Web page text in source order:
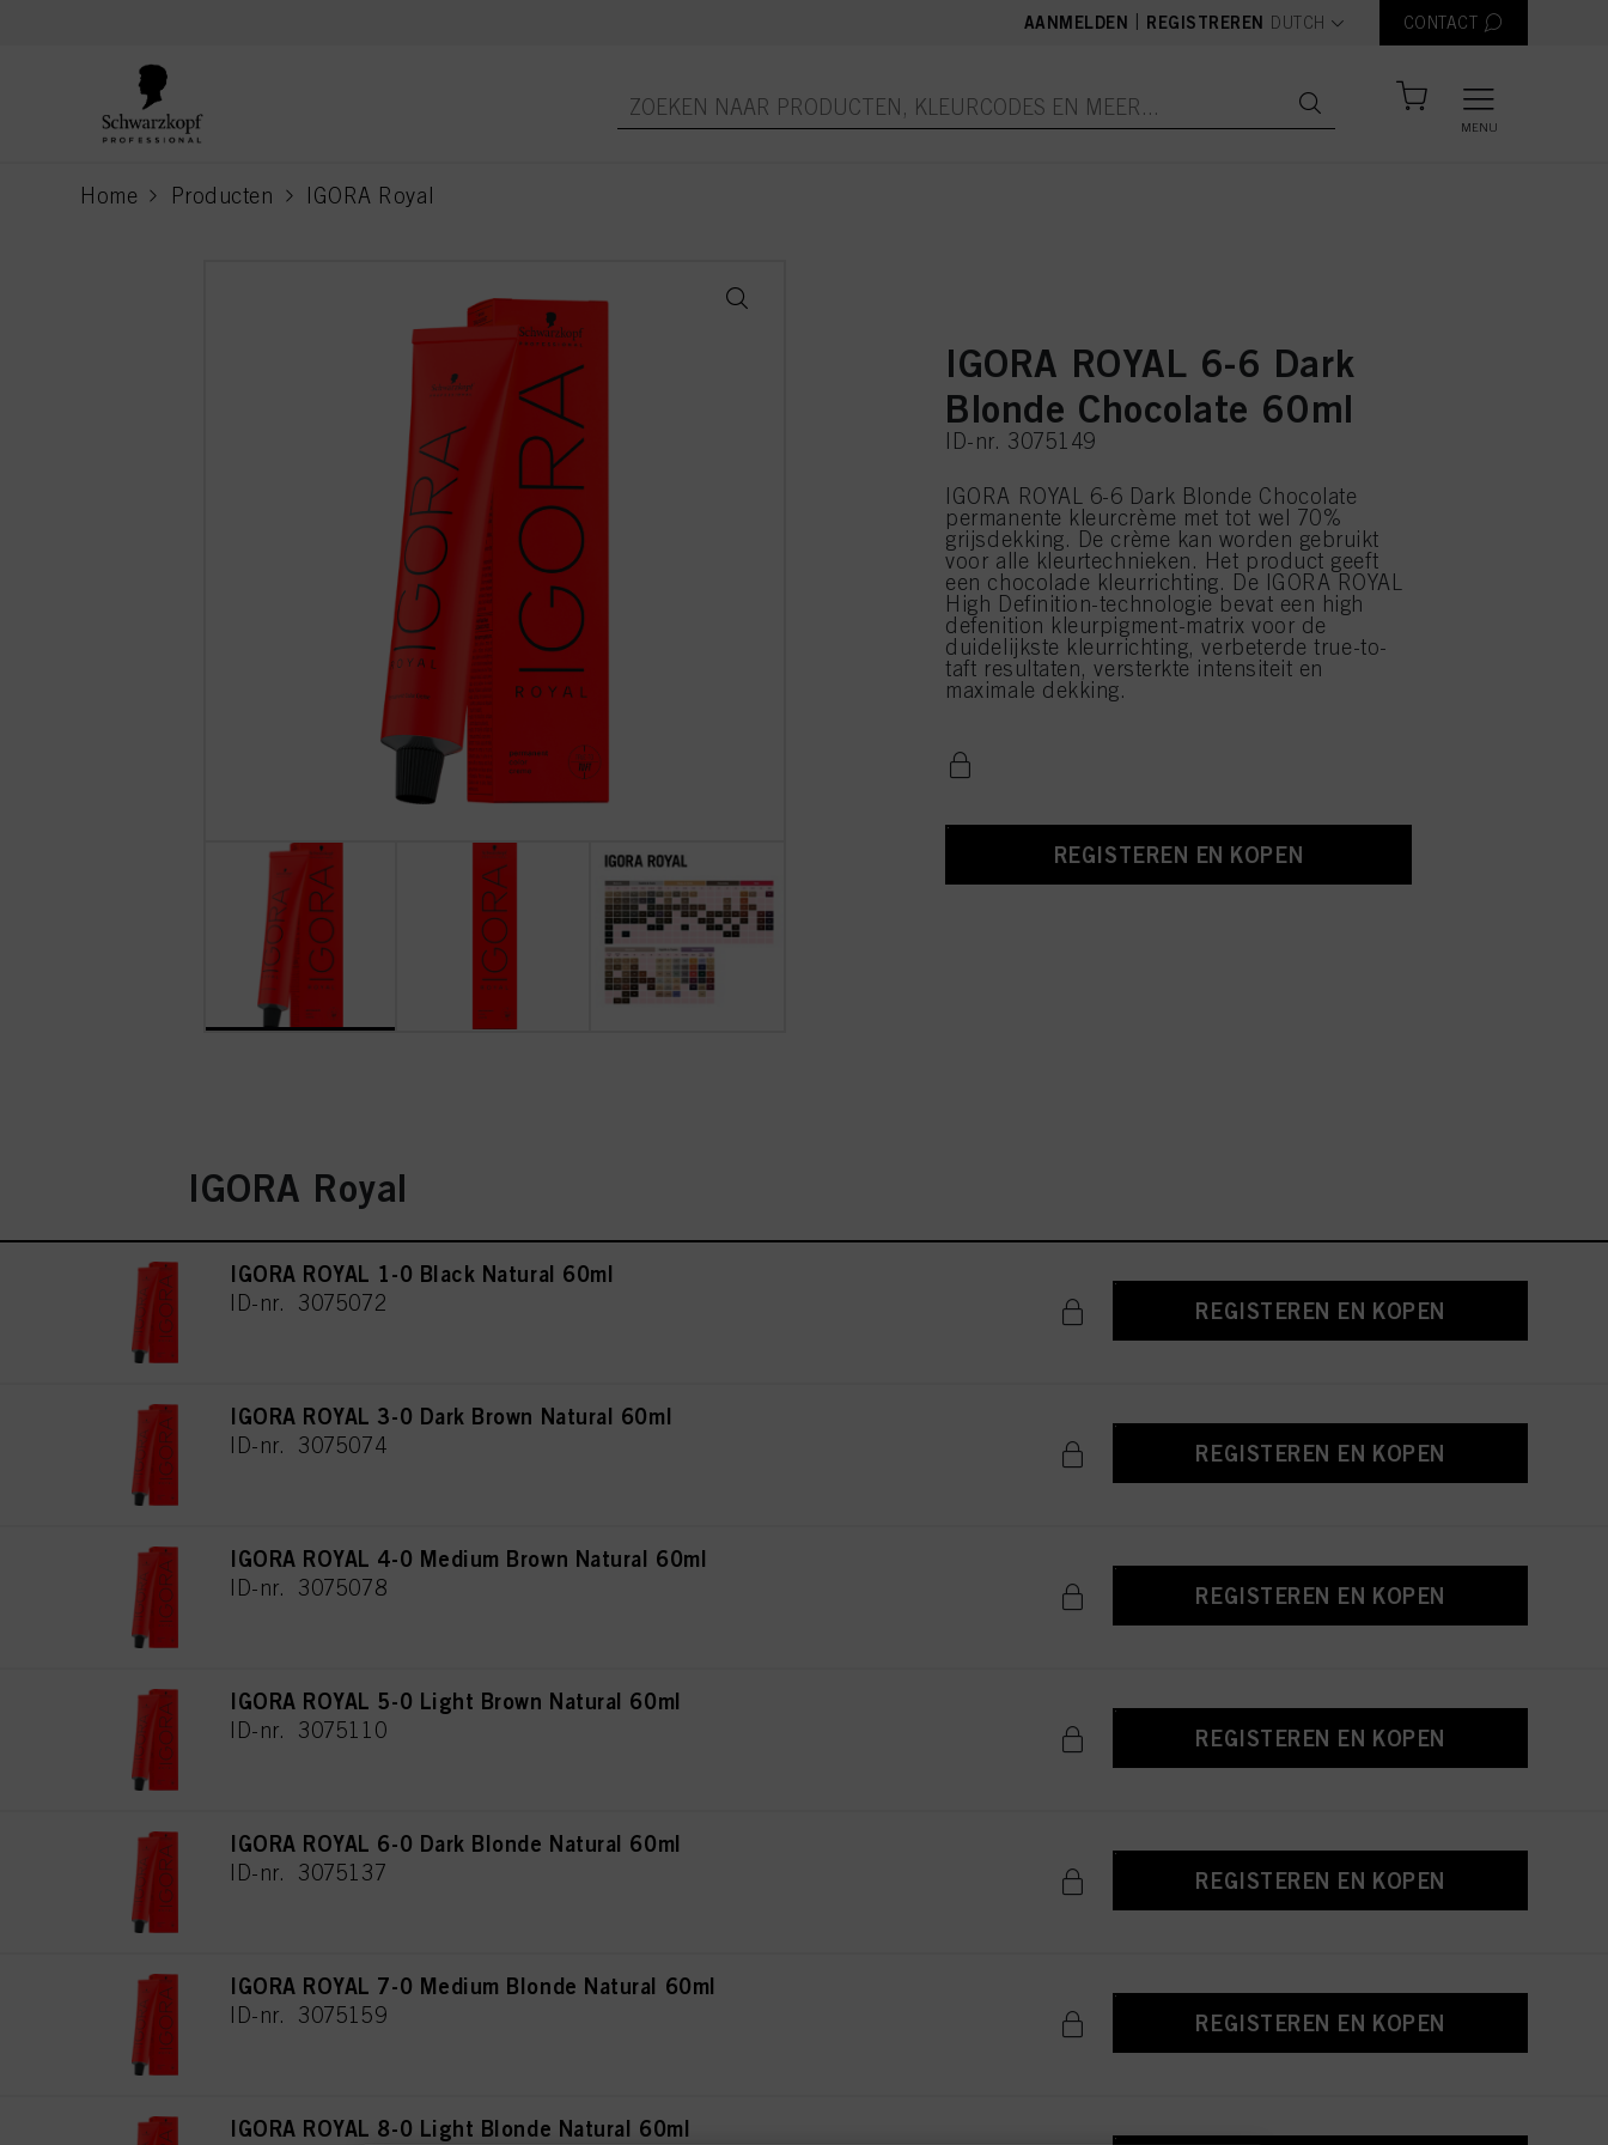
AANMELDEN REGISTREREN text.language
DUTCH CONTACT
MENU
Home Producten IGORA Royal
current page
IGORA ROYAL 6-6 Dark
Blonde Chocolate 60ml
ID-nr. 3075149
IGORA ROYAL 6-6 Dark Blonde Chocolate
permanente kleurcrème met tot wel 70%
grijsdekking. De crème kan worden gebruikt
voor alle kleurtechnieken. Het product geeft
een chocolade kleurrichting. De IGORA ROYAL
High Definition-technologie bevat een high
defenition kleurpigment-matrix voor de
duidelijkste kleurrichting, verbeterde true-to-
taft resultaten, versterkte intensiteit en
maximale dekking.
REGISTEREN EN KOPEN
IGORA Royal
IGORA ROYAL 1-0 Black Natural 60ml
ID-nr. 3075072 REGISTEREN EN KOPEN
IGORA ROYAL 3-0 Dark Brown Natural 60ml
ID-nr. 3075074 REGISTEREN EN KOPEN
IGORA ROYAL 4-0 Medium Brown Natural 60ml
ID-nr. 3075078 REGISTEREN EN KOPEN
IGORA ROYAL 5-0 Light Brown Natural 60ml
ID-nr. 3075110 REGISTEREN EN KOPEN
IGORA ROYAL 6-0 Dark Blonde Natural 60ml
ID-nr. 3075137 REGISTEREN EN KOPEN
IGORA ROYAL 7-0 Medium Blonde Natural 60ml
ID-nr. 3075159 REGISTEREN EN KOPEN
IGORA ROYAL 8-0 Light Blonde Natural 60ml